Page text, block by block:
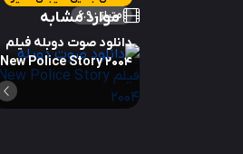
موارد مشابه
امتیاز : 6.9
دانلود صوت دوبله فیلم
New Police Story 2004